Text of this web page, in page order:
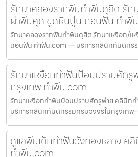
รักษาคลองรากฟันทำฟันดุสิต รัก
ผ่าฟันคุด ขูดหินปูน ถอนฟัน ทำฟั
รักษาคลองรากฟันทำฟันดุสิต รักษาเหงือก/
ถอนฟัน ทำฟัน.com — บริการคลินิกทันตกร
รักษาเหงือกทำฟันป้อมปราบศัต
กรุงเทพ ทำฟัน.com
รักษาเหงือกทำฟันป้อมปราบศัตรูพ่าย คลินิก
บริการคลินิกทันตกรรมครบวงจรในกรุงเท
ดูแลฟันเด็กทำฟันวังทองหลาง ค
ทำฟัน.com